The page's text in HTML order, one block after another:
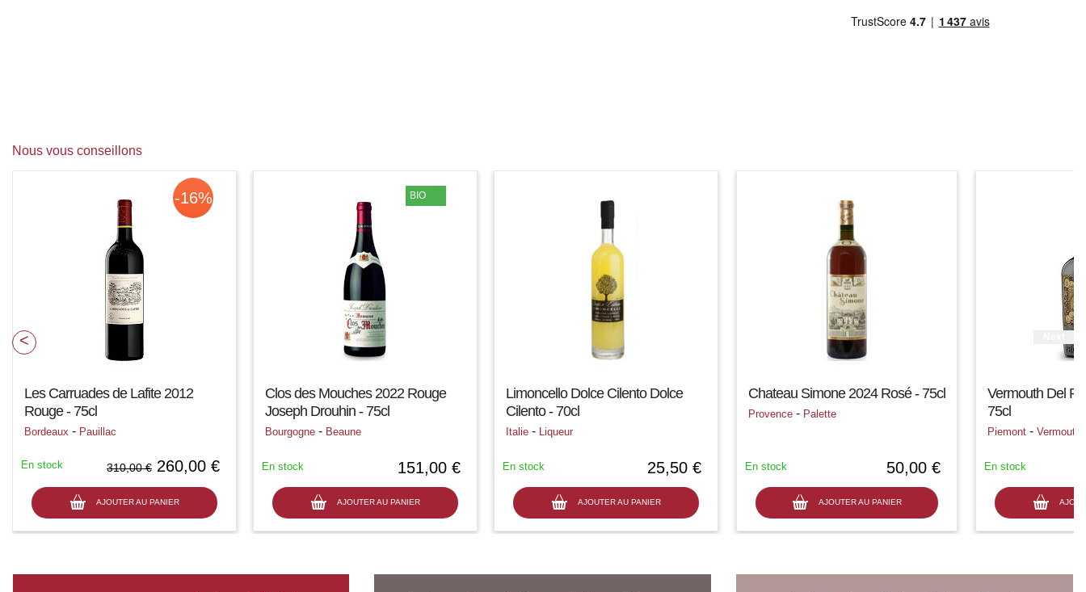
Nous vous conseillons
Les Carruades de Lafite 2012
Rouge - 75cl
Bordeaux - Pauillac
310,00 € 260,00 €
AJOUTER AU PANIER
En stock
-16%
Clos des Mouches 2022 Rouge
Joseph Drouhin - 75cl
Bourgogne - Beaune
151,00 €
AJOUTER AU PANIER
En stock
BIO
Limoncello Dolce Cilento Dolce
Cilento - 70cl
Italie - Liqueur
25,50 €
AJOUTER AU PANIER
En stock
Chateau Simone 2024 Rosé - 75cl
Provence - Palette
50,00 €
AJOUTER AU PANIER
En stock
Vermouth Del
75cl
Piemont - Vermouth
En stock